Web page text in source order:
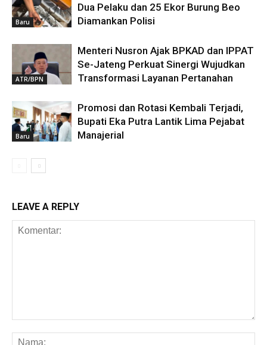
Baru
Dua Pelaku dan 25 Ekor Burung Beo
Diamankan Polisi
ATR/BPN
Menteri Nusron Ajak BPKAD dan IPPAT
Se-Jateng Perkuat Sinergi Wujudkan
Transformasi Layanan Pertanahan
Baru
Promosi dan Rotasi Kembali Terjadi,
Bupati Eka Putra Lantik Lima Pejabat
Manajerial
LEAVE A REPLY